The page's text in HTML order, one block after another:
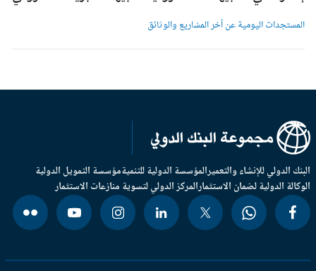
المستجدات اليومية عن آخر المشاريع والوثائق
الدولي للإنشاء والتعميرالمؤسسة الدولية للتنميةمؤسسة التمويل الدولية
الدولية لضمان الاستثمارالمركز الدولي لتسوية منازعات الاستثمار